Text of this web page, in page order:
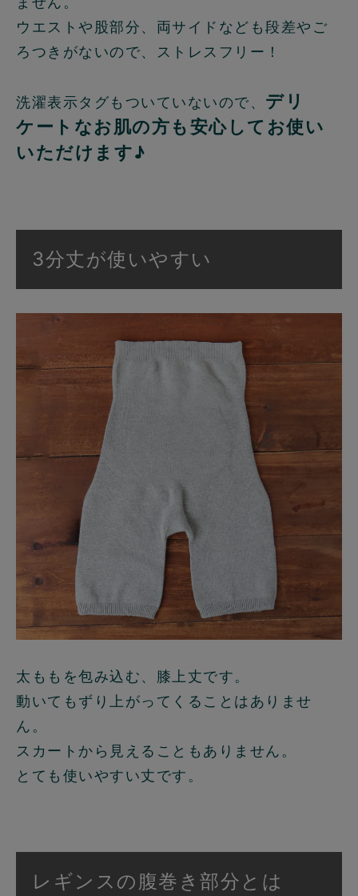
ウエストや股部分、両サイドなども段差やご
ろつきがないので、ストレスフリー！
洗濯表示タグもついていないので、 デリ
ケートなお肌の方も安心してお使い
いただけます♪
3分丈が使いやすい
太ももを包み込む、膝上丈です。
動いてもずり上がってくることはありませ
ん。
スカートから見えることもありません。
とても使いやすい丈です。
レギンスの腹巻き部分とは